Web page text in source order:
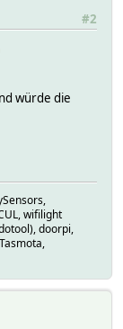
#2
würde die
wifilight
doorpi,